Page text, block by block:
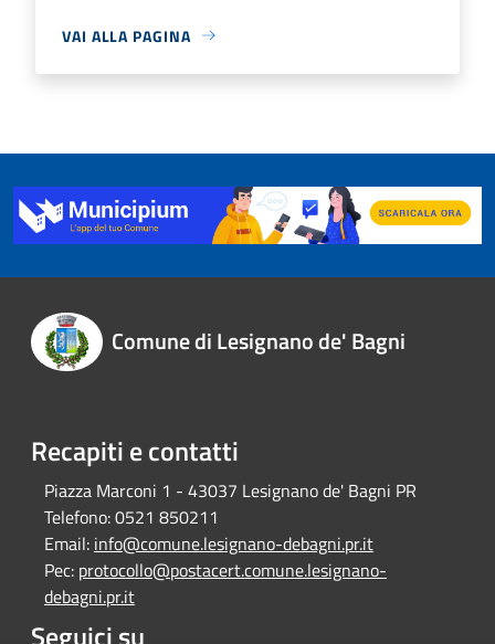
VAI ALLA PAGINA
Comune di Lesignano de' Bagni
Recapiti e contatti
Piazza Marconi 1 - 43037 Lesignano de' Bagni PR
Telefono:0521 850211
Email: info@comune.lesignano-debagni.pr.it
Pec: protocollo@postacert.comune.lesignano-
debagni.pr.it